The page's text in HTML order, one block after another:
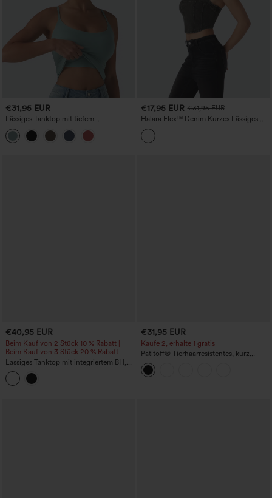
€31,95 EUR
Lässiges Tanktop mit tiefem
Rundhalsausschnitt und integriertem BH
- für Körbchengrößen B–E
€17,95 EUR €31,95 EUR
Halara Flex™ Denim Kurzes Lässiges
Trägertop
€40,95 EUR
Beim Kauf von 2 Stück 10 % Rabatt |
Beim Kauf von 3 Stück 20 % Rabatt
Lässiges Tanktop mit integriertem BH,
für Körbchengrößen B–E
€31,95 EUR
Kaufe 2, erhalte 1 gratis
Patitoff® Tierhaarresistentes, kurz
geschnittenes, ärmelloses Yoga-Tanktop
mit Rundhalsausschnitt